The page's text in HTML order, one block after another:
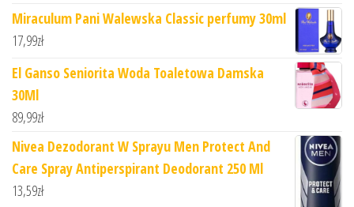
Miraculum Pani Walewska Classic perfumy 30ml
17,99zł
El Ganso Seniorita Woda Toaletowa Damska
30Ml
89,99zł
Nivea Dezodorant W Sprayu Men Protect And
Care Spray Antiperspirant Deodorant 250 Ml
13,59zł